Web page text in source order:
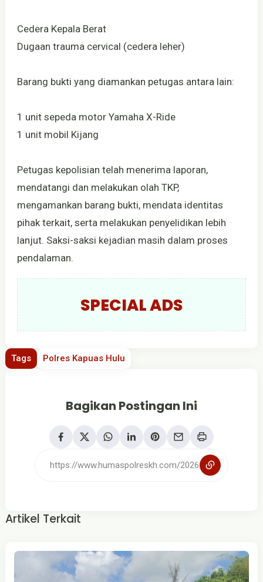
Cedera Kepala Berat
Dugaan trauma cervical (cedera leher)
Barang bukti yang diamankan petugas antara lain:
1 unit sepeda motor Yamaha X-Ride
1 unit mobil Kijang
Petugas kepolisian telah menerima laporan,
mendatangi dan melakukan olah TKP,
mengamankan barang bukti, mendata identitas
pihak terkait, serta melakukan penyelidikan lebih
lanjut. Saksi-saksi kejadian masih dalam proses
pendalaman.
SPECIAL ADS
Tags Polres Kapuas Hulu
Bagikan Postingan Ini
Artikel Terkait